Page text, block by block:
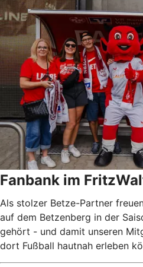
Fanbank im
Als stolzer Betze-Partner
auf dem Betzenberg in der
gehört - und damit unseren
dort Fußball hautnah erleben